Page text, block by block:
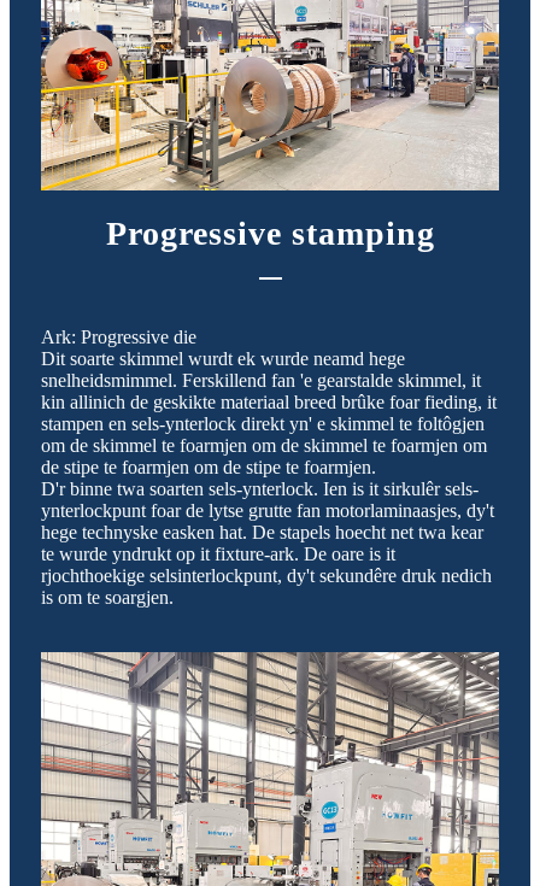
Progressive stamping
Ark: Progressive die
Dit soarte skimmel wurdt ek wurde neamd hege
snelheidsmimmel. Ferskillend fan 'e gearstalde skimmel, it
kin allinich de geskikte materiaal breed brûke foar fieding, it
stampen en sels-ynterlock direkt yn' e skimmel te foltôgjen
om de skimmel te foarmjen om de skimmel te foarmjen om
de stipe te foarmjen om de stipe te foarmjen.
D'r binne twa soarten sels-ynterlock. Ien is it sirkulêr sels-
ynterlockpunt foar de lytse grutte fan motorlaminaasjes, dy't
hege technyske easken hat. De stapels hoecht net twa kear
te wurde yndrukt op it fixture-ark. De oare is it
rjochthoekige selsinterlockpunt, dy't sekundêre druk nedich
is om te soargjen.